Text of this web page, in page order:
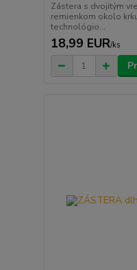
Zástera s dvojitým
remienkom okolo
technológio...
18,99 EUR/ks